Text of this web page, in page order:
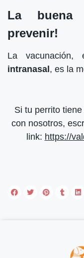
La buena
prevenir!
La vacunación,
intranasal, es la
Si tu perrito
con nosotros,
link: https://